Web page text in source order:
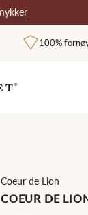
100%
Coeur de Lion
COEUR DE